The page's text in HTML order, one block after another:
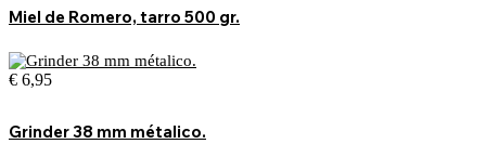
Miel de Romero, tarro 500 gr.
€ 6,95
Grinder 38 mm métalico.